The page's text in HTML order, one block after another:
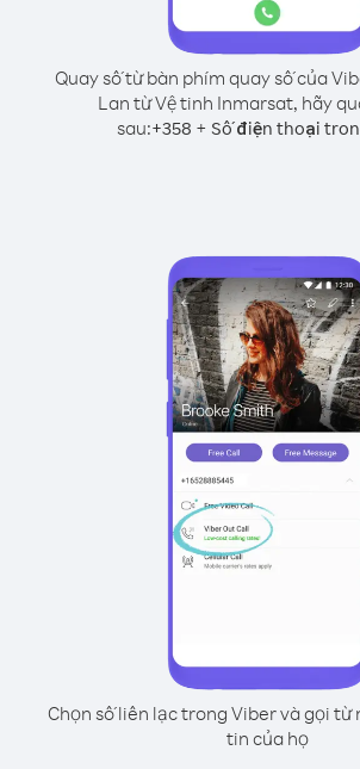
Quay số từ bàn phím quay số của
Lan từ Vệ tinh Inmarsat, hãy
sau:+358 + Số điện thoại
Chọn số liên lạc trong Viber và gọi từ
tin của họ